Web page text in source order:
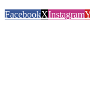
FacebookXInstagram